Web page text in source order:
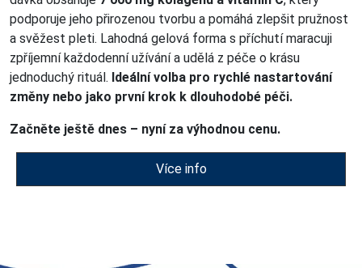
podporuje jeho přirozenou tvorbu a pomáhá zlepšit pružnost
a svěžest pleti. Lahodná gelová forma s příchutí maracuji
zpříjemní každodenní užívání a udělá z péče o krásu
jednoduchý rituál. Ideální volba pro rychlé nastartování
změny nebo jako první krok k dlouhodobé péči.
Začněte ještě dnes – nyní za výhodnou cenu.
Více info